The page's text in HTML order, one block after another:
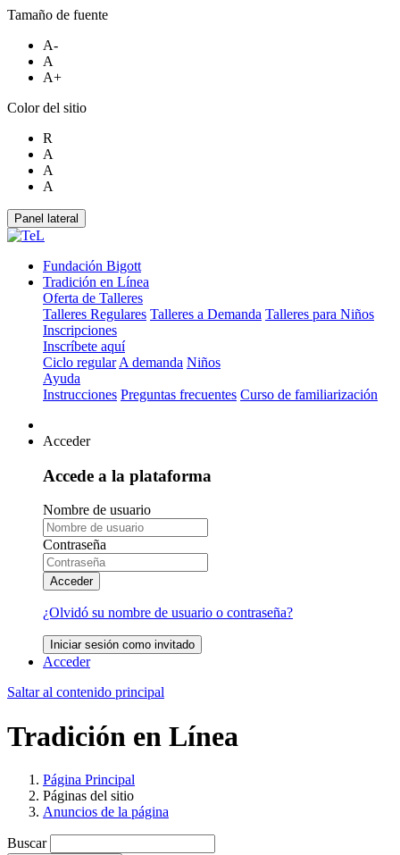
Tamaño de fuente
A-
A
A+
Color del sitio
R
A
A
A
Panel lateral
Fundación Bigott
Tradición en Línea
Oferta de Talleres
Talleres Regulares Talleres a Demanda Talleres para Niños
Inscripciones
Inscríbete aquí
Ciclo regular A demanda Niños
Ayuda
Instrucciones Preguntas frecuentes Curso de familiarización
Acceder
Accede a la plataforma
Nombre de usuario
Contraseña
Acceder
¿Olvidó su nombre de usuario o contraseña?
Iniciar sesión como invitado
Acceder
Saltar al contenido principal
Tradición en Línea
Página Principal
Páginas del sitio
Anuncios de la página
Buscar